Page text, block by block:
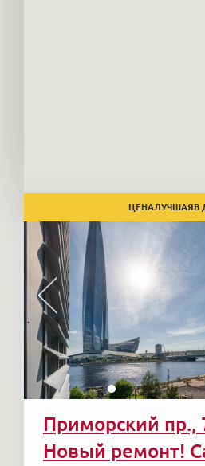
ЦЕНАЛУЧШАЯВ
Приморский пр.,
Новый ремонт!